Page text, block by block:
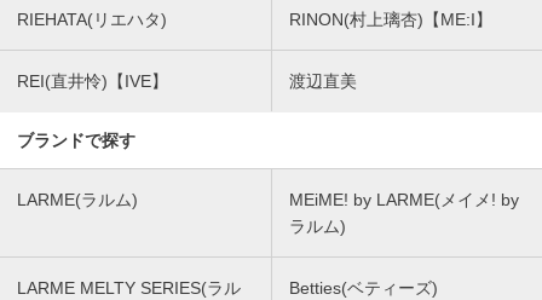
RIEHATA(リエハタ) RINON(村上璃杏)【ME:I】
REI(直井怜)【IVE】 渡辺直美
ブランドで探す
LARME(ラルム)
MEiME! by LARME(メイメ! by
ラルム)
LARME MELTY SERIES(ラル
Betties(ベティーズ)